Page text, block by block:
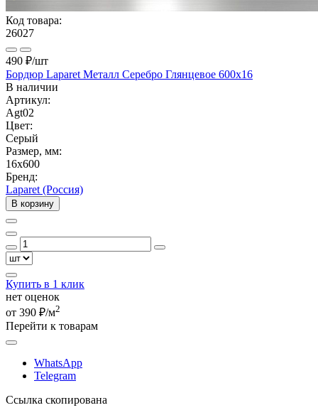
Код товара:
26027
490 ₽/шт
Бордюр Laparet Металл Серебро Глянцевое 600x16
В наличии
Артикул:
Agt02
Цвет:
Серый
Размер, мм:
16x600
Бренд:
Laparet (Россия)
В корзину
Купить в 1 клик
нет оценок
от 390 ₽/м2
Перейти к товарам
WhatsApp
Telegram
Ссылка скопирована